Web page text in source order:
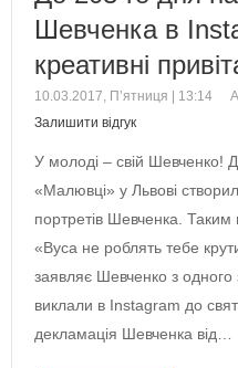
Шевченка в
креативні
10.03.2017, П’ятниця | 13:14
Залишити відгук
У молоді – свій Шевченко!
«Малювці» у Львові
портретів Шевченка.
«Вуса не роблять тебе
заявляє Шевченко з одного
виклали в Instagram до
декламація Шевченка від…